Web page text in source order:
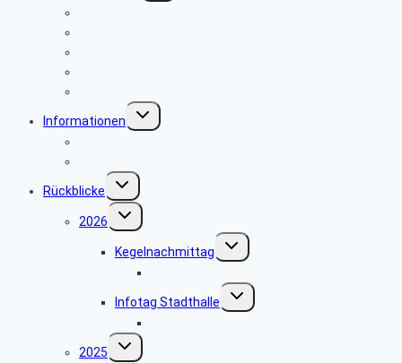
Informationen
Untermenü
umschalten
Rückblicke
Untermenü
umschalten
2026
Untermenü
umschalten
Kegelnachmittag
Untermenü
umschalten
Infotag Stadthalle
Untermenü
umschalten
2025
Untermenü
umschalten